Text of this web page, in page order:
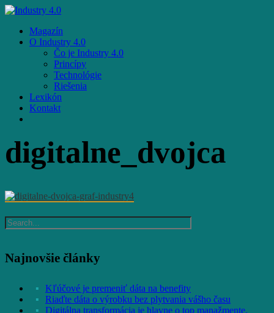
Skip
main
content
Menu
Magazín
O Industry 4.0
Čo je Industry 4.0
Princípy
Technológie
Riešenia
Lexikón
Kontakt
digitalne_dvojca
Najnovšie články
Kľúčové je premeniť dáta na benefity
Riaďte dáta o výrobku bez plytvania vášho času
Digitálna transformácia je hlavne o top manažmente.